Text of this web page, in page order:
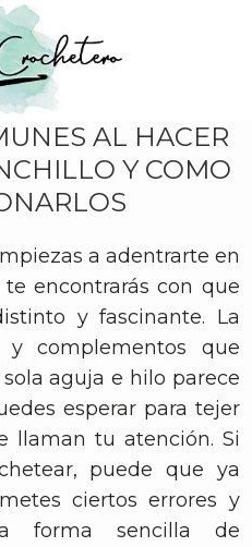
AL HACER
Y COMO
a adentrarte en
encontrarás con que
y fascinante. La
complementos que
aguja e hilo parece
esperar para tejer
llaman tu atención. Si
puede que ya
ciertos errores y
forma sencilla de